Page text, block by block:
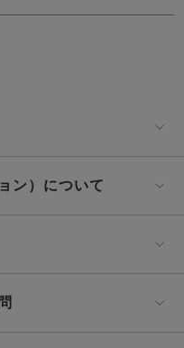
ン）について